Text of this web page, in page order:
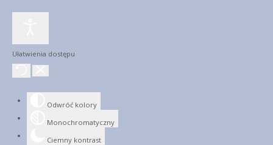
Ułatwienia dostępu
Odwróć kolory
Monochromatyczny
Ciemny kontrast